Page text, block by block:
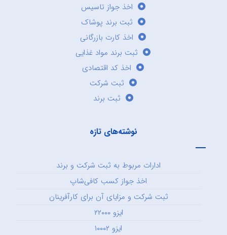
اخذ جواز تاسیس
ثبت برند پوشاک
اخذ کارت بازرگانی
ثبت برند مواد غذایی
اخذ کد اقتصادی
ثبت شرکت
ثبت برند
نوشته‌های تازه
ادارات مربوط به ثبت شرکت و برند
اخذ جواز کسب کافی‌شاپ
ثبت شرکت و مزایای آن برای کارآفرینان
ایزو ۲۲۰۰۰
ایزو ۱۰۰۰۲